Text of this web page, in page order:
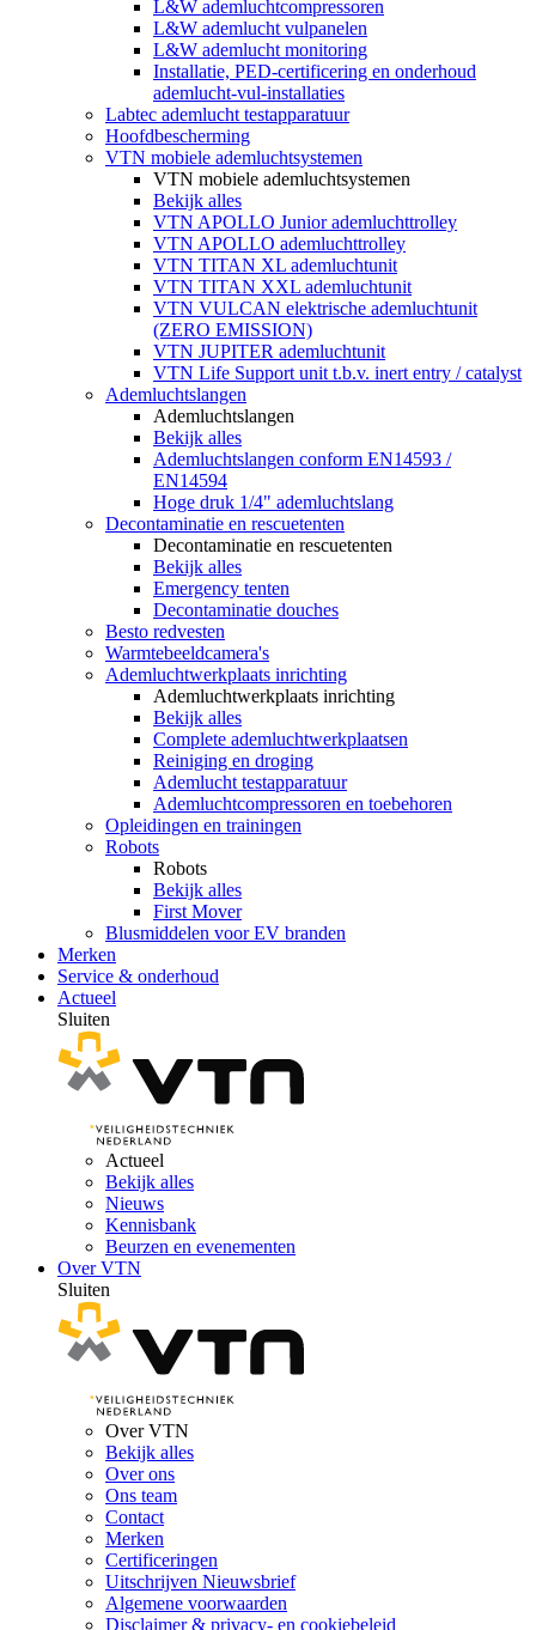
L&W ademluchtcompressoren
L&W ademlucht vulpanelen
L&W ademlucht monitoring
Installatie, PED-certificering en onderhoud
ademlucht-vul-installaties
Labtec ademlucht testapparatuur
Hoofdbescherming
VTN mobiele ademluchtsystemen
VTN mobiele ademluchtsystemen
Bekijk alles
VTN APOLLO Junior ademluchttrolley
VTN APOLLO ademluchttrolley
VTN TITAN XL ademluchtunit
VTN TITAN XXL ademluchtunit
VTN VULCAN elektrische ademluchtunit
(ZERO EMISSION)
VTN JUPITER ademluchtunit
VTN Life Support unit t.b.v. inert entry / catalyst
Ademluchtslangen
Ademluchtslangen
Bekijk alles
Ademluchtslangen conform EN14593 /
EN14594
Hoge druk 1/4" ademluchtslang
Decontaminatie en rescuetenten
Decontaminatie en rescuetenten
Bekijk alles
Emergency tenten
Decontaminatie douches
Besto redvesten
Warmtebeeldcamera's
Ademluchtwerkplaats inrichting
Ademluchtwerkplaats inrichting
Bekijk alles
Complete ademluchtwerkplaatsen
Reiniging en droging
Ademlucht testapparatuur
Ademluchtcompressoren en toebehoren
Opleidingen en trainingen
Robots
Robots
Bekijk alles
First Mover
Blusmiddelen voor EV branden
Merken
Service & onderhoud
Actueel
Sluiten
Actueel
Bekijk alles
Nieuws
Kennisbank
Beurzen en evenementen
Over VTN
Sluiten
Over VTN
Bekijk alles
Over ons
Ons team
Contact
Merken
Certificeringen
Uitschrijven Nieuwsbrief
Algemene voorwaarden
Disclaimer & privacy- en cookiebeleid